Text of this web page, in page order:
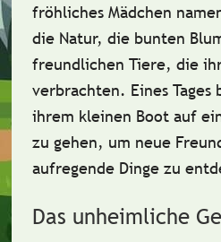
fröhliches Mädchen
die Natur, die bunten
freundlichen Tiere, die
verbrachten. Eines Tages
ihrem kleinen Boot auf
zu gehen, um neue
aufregende Dinge zu
Das unheimliche